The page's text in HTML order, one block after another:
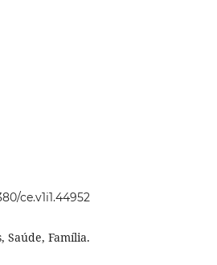
ce.v1i1.44952
Saúde, Família.